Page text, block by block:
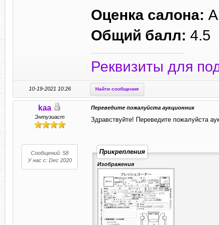
Оценка салона: A
Общий балл: 4.5
Реквизиты для
10-19-2021 10:26 Найти сообщения
kaa
Энтузиаст
Сообщений: 58
У нас с: Dec 2020
Переведите пожалуйста аукционник
Здравствуйте! Переведите пожалуйста
Прикрепления
Изображения